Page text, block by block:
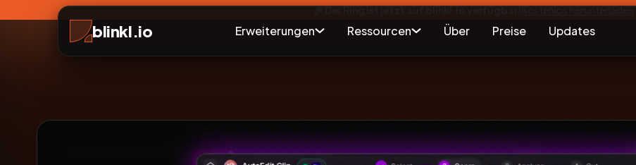
blinkl.io Erweiterungen Ressourcen Über Preise Updates
🎉 Der Ring ist jetzt auf blinkl.io verfügbar!Kostenlos herunterladen